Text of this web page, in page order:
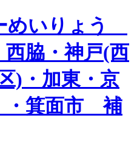
めいりょう
脇・神戸(西
)・加東・京
・箕面市 補